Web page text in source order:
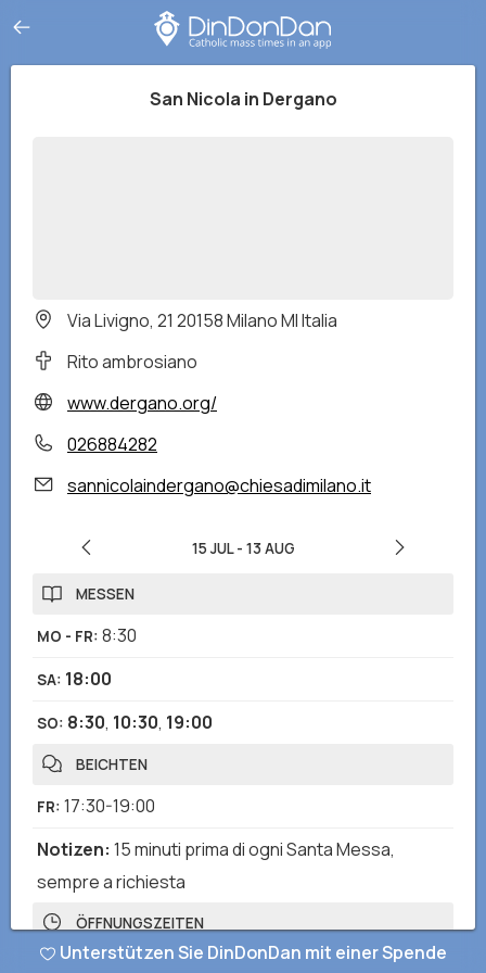
San Nicola in Dergano
Via Livigno, 21 20158 Milano MI Italia
Rito ambrosiano
www.dergano.org/
026884282
sannicolaindergano@chiesadimilano.it
15 JUL- 13 AUG
MESSEN
MO - FR: 8:30
SA: 18:00
SO: 8:30, 10:30, 19:00
BEICHTEN
FR: 17:30-19:00
Notizen: 15 minuti prima di ogni Santa Messa,
sempre a richiesta
ÖFFNUNGSZEITEN
MO - SO: 7:30-19:00
Unterstützen Sie DinDonDan mit einer Spende